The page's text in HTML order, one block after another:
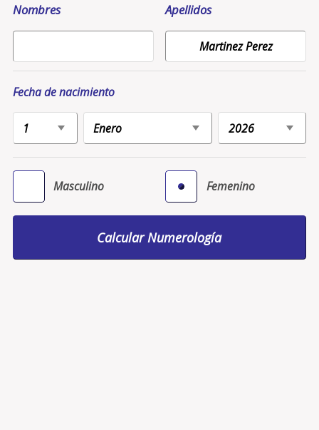
Nombres Apellidos
Fecha de nacimiento
Masculino Femenino